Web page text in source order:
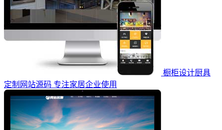
橱柜设计厨具
定制网站源码 专注家居企业使用